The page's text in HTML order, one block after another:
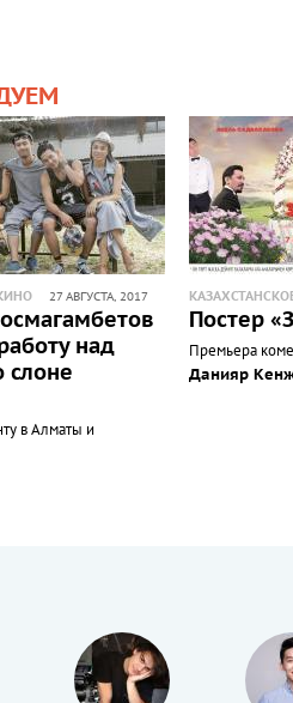
27 АВГУСТА, 2017
над
в Алматы и
Постер
Премьера
Данияр